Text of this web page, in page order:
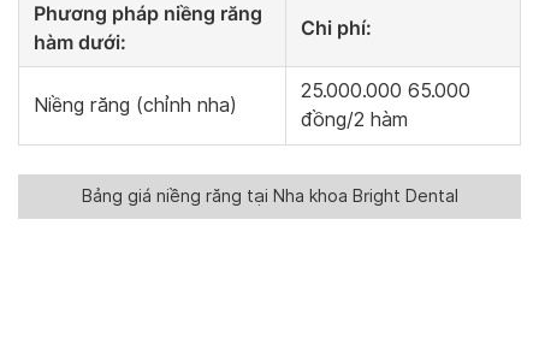
Phương pháp niềng răng
hàm dưới:
Chi phí:
Niềng răng (chỉnh nha)
25.000.000 65.000
đồng/2 hàm
Bảng giá niềng răng tại Nha khoa Bright Dental